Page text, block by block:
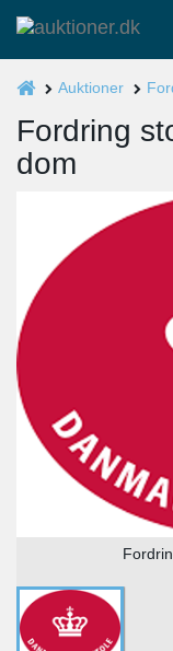
Auktioner
Fordring
dom